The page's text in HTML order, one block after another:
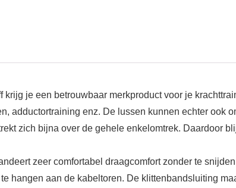
je een betrouwbaar merkproduct voor je
adductortraining enz. De lussen kunnen echter ook
zich bijna over de gehele enkelomtrek. Daardoor
zeer comfortabel draagcomfort zonder te
hangen aan de kabeltoren. De klittenbandsluiting